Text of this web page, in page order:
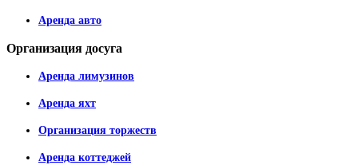
Аренда авто
Организация досуга
Аренда лимузинов
Аренда яхт
Организация торжеств
Аренда коттеджей